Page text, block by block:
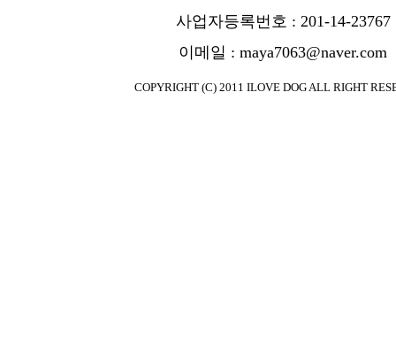
사업자등록번호 : 201-14-23767
이메일 : maya7063@naver.com
COPYRIGHT (C) 2011 ILOVE DOG ALL RIGHT